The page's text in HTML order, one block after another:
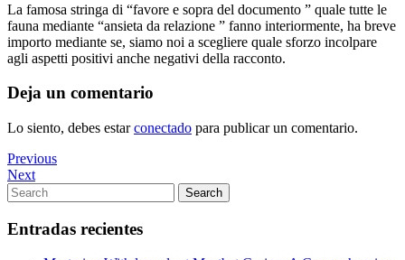
La famosa stringa di “favore e sopra del documento ” quale tutte le
fauna mediante “ansieta da relazione ” fanno interiormente, ha breve
importo mediante se, siamo noi a scegliere quale sforzo incolpare
agli aspetti positivi anche negativi della racconto.
Deja un comentario
Lo siento, debes estarconectado para publicar un comentario.
Navegación
de
entradas
Previous
Post
Previous
Next
Post
Next
Search
for:
Search
Entradas recientes